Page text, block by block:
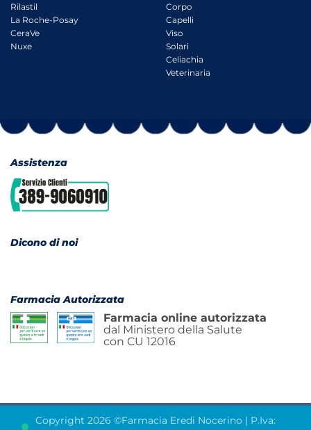
Rilastil
La Roche-Posay
CeraVe
Nuxe
Corpo
Capelli
Viso
Solari
Celiachia
Veterinaria
Assistenza
Dicono di noi
Farmacia Autorizzata
Farmacia online autorizzata
dal Ministero della Salute
con CU 12016
Copyright 2026 ©Farmacia Eredi Nocerino | P.Iva: